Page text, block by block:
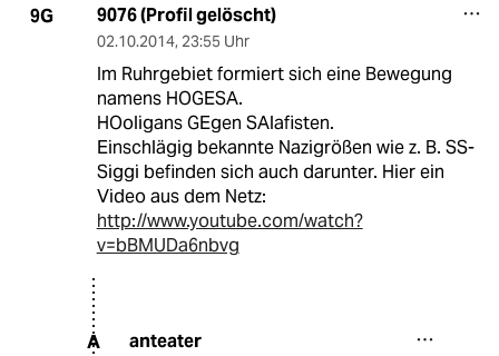
9G 9076 (Profil gelöscht)
02.10.2014, 23:55 Uhr
Im Ruhrgebiet formiert sich eine Bewegung
namens HOGESA.
HOoligans GEgen SAlafisten.
Einschlägig bekannte Nazigrößen wie z. B. SS-
Siggi befinden sich auch darunter. Hier ein
Video aus dem Netz:
http://www.youtube.com/watch?
v=bBMUDa6nbvg
A anteater